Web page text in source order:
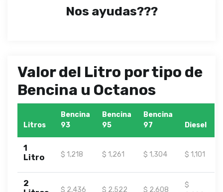
Nos ayudas???
Valor del Litro por tipo de
Bencina u Octanos
Litros
Bencina
93
Bencina
95
Bencina
97
Diesel
1
Litro
$ 1,218 $ 1,261 $ 1,304 $ 1,101
2
$ 2,436 $ 2,522 $ 2,608
$